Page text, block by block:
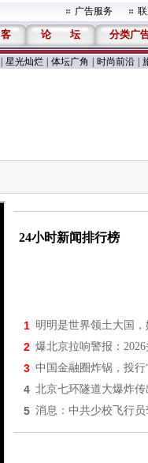
广告服务
客 论 坛 分类广
星光灿烂 体坛广角 时尚前沿
24小时新闻排行榜
1 明明是世界领土大国
2 爆北京拉响警报：
3 中国金融圈炸锅，投行
4 北京七环隧道大爆炸
5 消息：中共少校飞行